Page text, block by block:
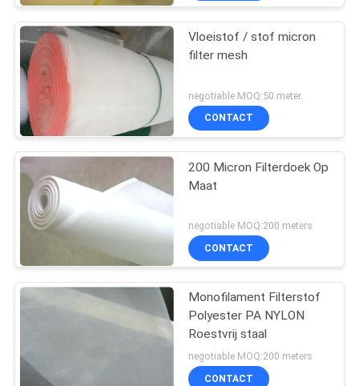
Vloeistof / stof micron
filter mesh
negotiable MOQ:50 meter.
CONTACT
200 Micron Filterdoek Op
Maat
negotiable MOQ:200 meters
CONTACT
Monofilament Filterstof
Polyester PA NYLON
Roestvrij staal
negotiable MOQ:200 meters
CONTACT